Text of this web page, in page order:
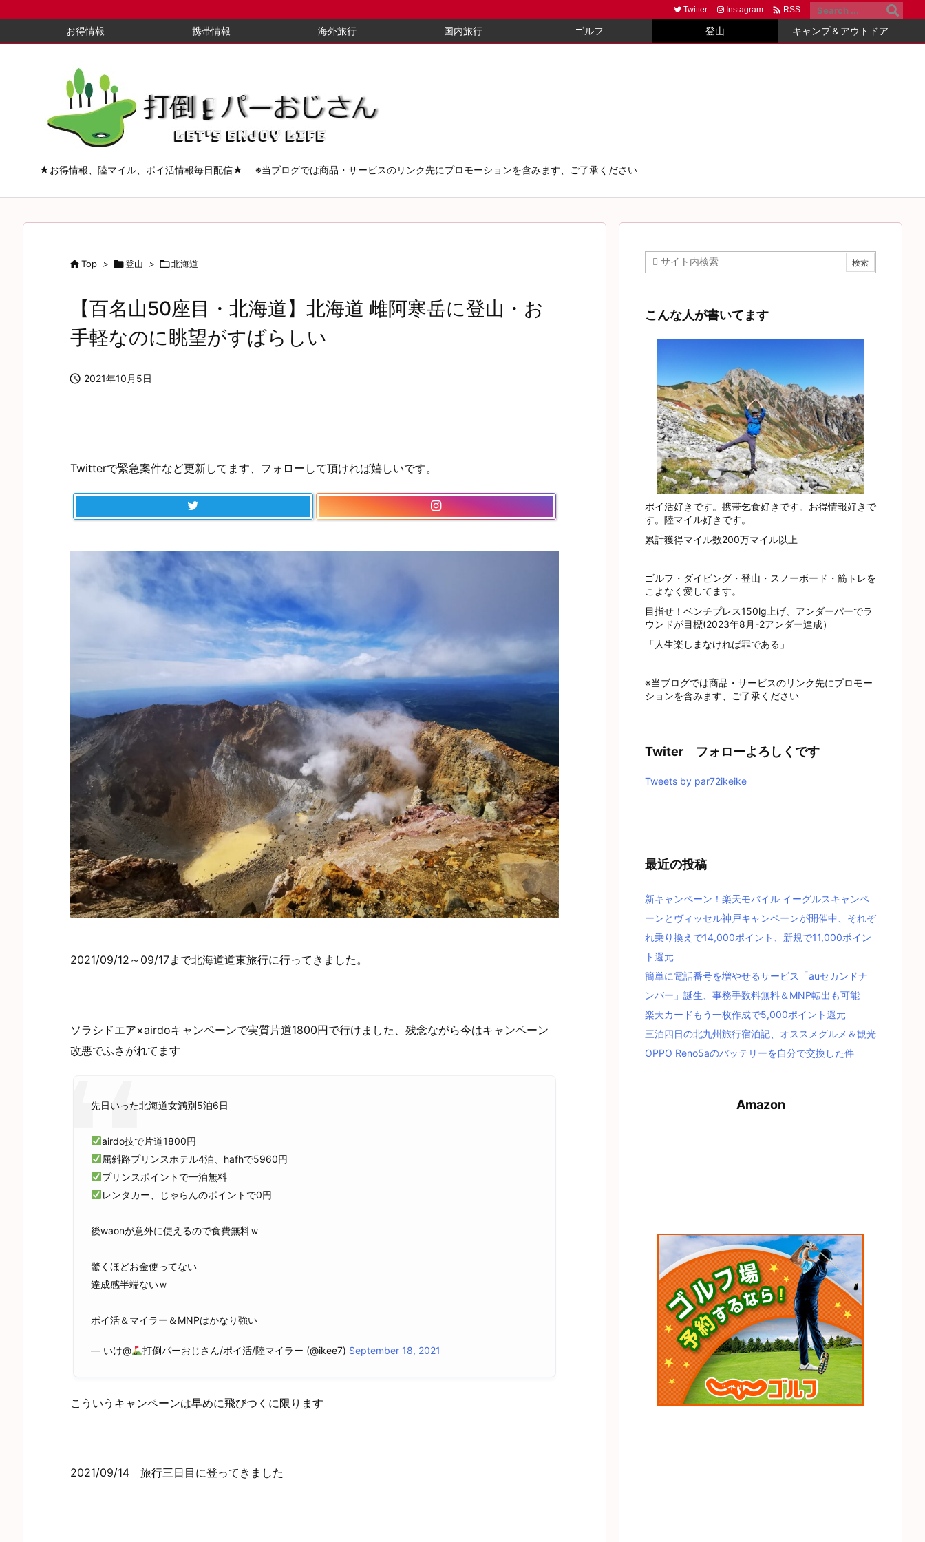
お得情報 携帯情報 海外旅行 国内旅行 ゴルフ 登山 キャンプ＆アウトドア
Twitter Instagram  RSS
★お得情報、陸マイル、ポイ活情報毎日配信★ ※当ブログでは商品・サービスのリンク先にプロモーションを含みます、ご了承ください
Top > 登山 > 北海道
【百名山50座目・北海道】北海道 雌阿寒岳に登山・お
手軽なのに眺望がすばらしい
 2021年10月5日
Twitterで緊急案件など更新してます、フォローして頂ければ嬉しいです。
2021/09/12～09/17まで北海道道東旅行に行ってきました。
ソラシドエア×airdoキャンペーンで実質片道1800円で行けました、残念ながら今はキャンペーン
改悪でふさがれてます
先日いった北海道女満別5泊6日
airdo技で片道1800円
屈斜路プリンスホテル4泊、hafhで5960円
プリンスポイントで一泊無料
レンタカー、じゃらんのポイントで0円
後waonが意外に使えるので食費無料ｗ
驚くほどお金使ってない
達成感半端ないｗ
ポイ活＆マイラー＆MNPはかなり強い
— いけ@ 打倒パーおじさん/ポイ活/陸マイラー (@ikee7) September 18, 2021
こういうキャンペーンは早めに飛びつくに限ります
2021/09/14 旅行三日目に登ってきました
こんな人が書いてます
ポイ活好きです。携帯乞食好きです。お得情報好きで
す。陸マイル好きです。
累計獲得マイル数200万マイル以上
ゴルフ・ダイビング・登山・スノーボード・筋トレを
こよなく愛してます。
目指せ！ベンチプレス150lg上げ、アンダーパーでラ
ウンドが目標(2023年8月-2アンダー達成）
「人生楽しまなければ罪である」
※当ブログでは商品・サービスのリンク先にプロモー
ションを含みます、ご了承ください
Twiter フォローよろしくです
Tweets by par72ikeike
最近の投稿
新キャンペーン！楽天モバイル イーグルスキャンペ
ーンとヴィッセル神戸キャンペーンが開催中、それぞ
れ乗り換えで14,000ポイント、新規で11,000ポイン
ト還元
簡単に電話番号を増やせるサービス「auセカンドナ
ンバー」誕生、事務手数料無料＆MNP転出も可能
楽天カードもう一枚作成で5,000ポイント還元
三泊四日の北九州旅行宿泊記、オススメグルメ＆観光
OPPO Reno5aのバッテリーを自分で交換した件
Amazon